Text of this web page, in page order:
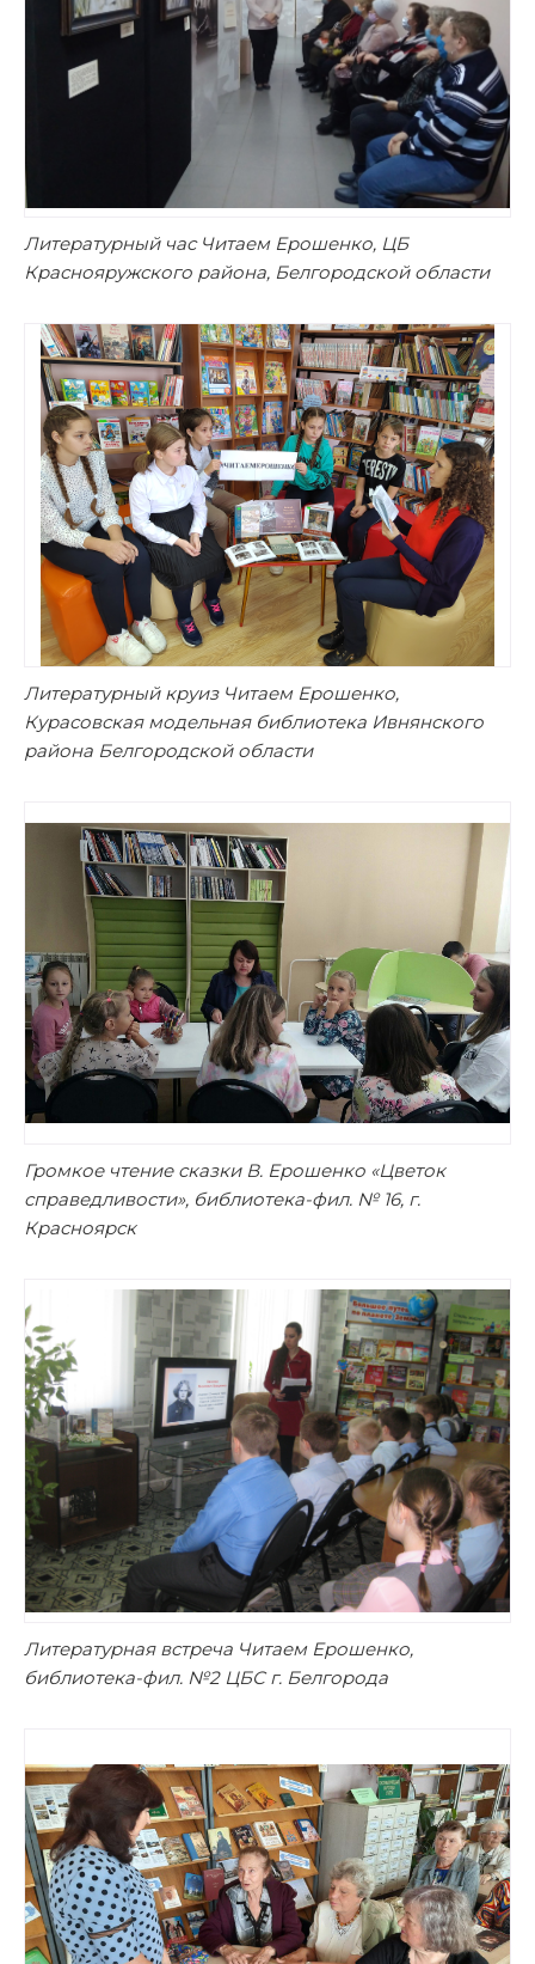
Литературный час Читаем Ерошенко, ЦБ
Краснояружского района, Белгородской области
Литературный круиз Читаем Ерошенко,
Курасовская модельная библиотека Ивнянского
района Белгородской области
Громкое чтение сказки В. Ерошенко «Цветок
справедливости», библиотека-фил. № 16, г.
Красноярск
Литературная встреча Читаем Ерошенко,
библиотека-фил. №2 ЦБС г. Белгорода